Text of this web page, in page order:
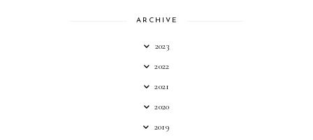
ARCHIVE
2023
2022
2021
2020
2019